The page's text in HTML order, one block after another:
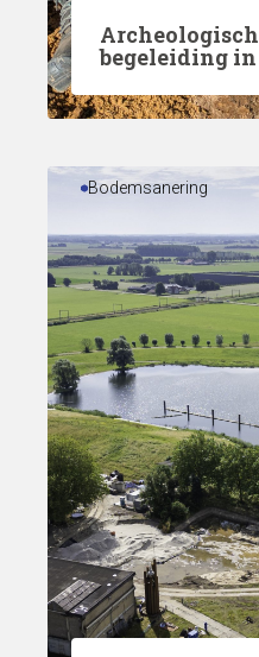
begeleiding
Bodemsanering